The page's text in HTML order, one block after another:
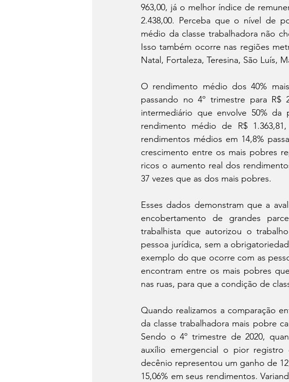
963,00, já o melhor índice de
2.438,00. Perceba que o nível de
médio da classe trabalhadora não
Isso também ocorre nas regiões
Natal, Fortaleza, Teresina, São Luís,
O rendimento médio dos 40%
passando no 4º trimestre para R$
intermediário que envolve 50% da
rendimento médio de R$
rendimentos médios em 14,8%
crescimento entre os mais pobres
ricos o aumento real dos
37 vezes que as dos mais pobres.
Esses dados demonstram que a
encobertamento de grandes
trabalhista que autorizou o
pessoa jurídica, sem a
exemplo do que ocorre com as
encontram entre os mais pobres
nas ruas, para que a condição de
Quando realizamos a comparação
da classe trabalhadora mais pobre
Sendo o 4º trimestre de 2020,
auxílio emergencial o pior registro
decênio representou um ganho de
15,06% em seus rendimentos.